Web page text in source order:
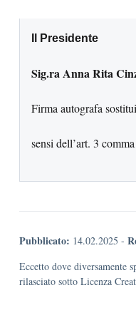
Il Presidente
Sig.ra Anna Rita
Firma autografa
sensi dell’art. 3
Pubblicato: 14.02.2025 -
Eccetto dove diversamente
rilasciato sotto Licenza